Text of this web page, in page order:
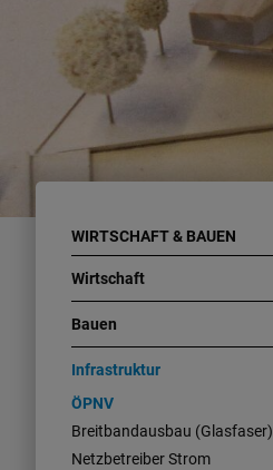
WIRTSCHAFT & BAUEN
Wirtschaft
Bauen
Infrastruktur
ÖPNV
Breitbandausbau (Glasfaser)
Netzbetreiber Strom